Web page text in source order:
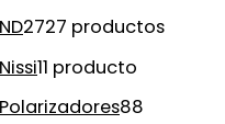
2727 productos
11 producto
88